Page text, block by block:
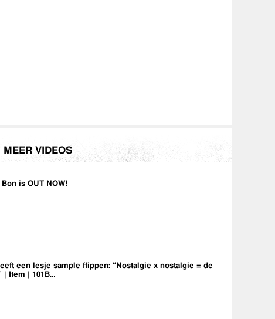
MEER VIDEOS
Bon is OUT NOW!
een lesje sample flippen: “Nostalgie x nostalgie = de
| Item | 101B…